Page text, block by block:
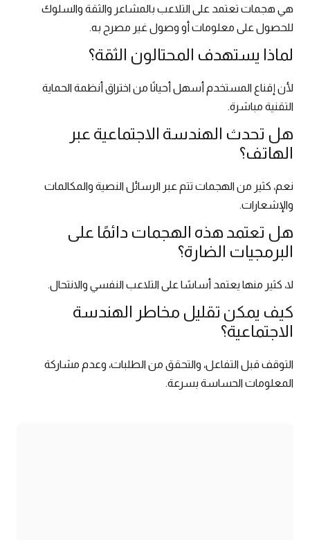
هي هجمات تعتمد على التلاعب بالمشاعر والثقة والسلوك
للحصول على معلومات أو وصول غير مصرح به.
لماذا يستهدف المحتالون الثقة؟
لأن إقناع المستخدم أسهل أحيانًا من اختراق أنظمة الحماية
التقنية مباشرة.
هل تحدث الهندسة الاجتماعية عبر
الهاتف؟
نعم، كثير من الهجمات تتم عبر الرسائل النصية والمكالمات
والإشعارات.
هل تعتمد هذه الهجمات دائمًا على
البرمجيات الضارة؟
لا، كثير منها يعتمد أساسًا على التلاعب النفسي والانتحال.
كيف يمكن تقليل مخاطر الهندسة
الاجتماعية؟
التوقف قبل التفاعل، والتحقق من الطلبات، وعدم مشاركة
المعلومات الحساسة بسرعة.